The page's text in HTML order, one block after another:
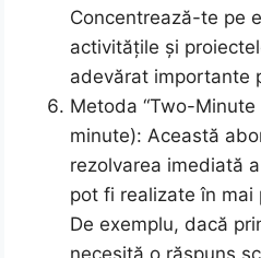
Concentrează-te pe
activitățile și
adevărat importante
Metoda “Two-Minute
minute): Această
rezolvarea imediată
pot fi realizate în
De exemplu, dacă
necesită o răspuns